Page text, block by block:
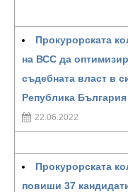
Прокурорската
на ВСС да
съдебната власт в
Република България
22.06.2022
Прокурорската
повиши 37